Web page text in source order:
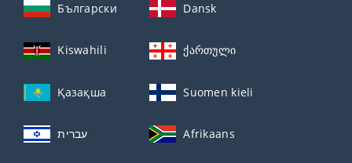
Български Dansk
Kiswahili ქართული
Қазақша Suomen kieli
עברית Afrikaans